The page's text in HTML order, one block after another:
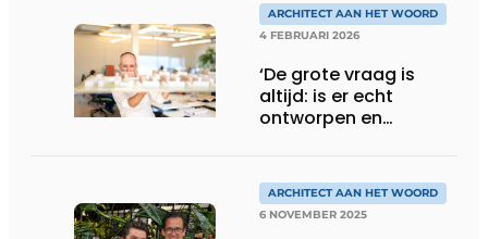
ARCHITECT AAN HET WOORD
4 FEBRUARI 2026
‘De grote vraag is
altijd: is er echt
ontworpen en
ARCHITECT AAN HET WOORD
6 NOVEMBER 2025